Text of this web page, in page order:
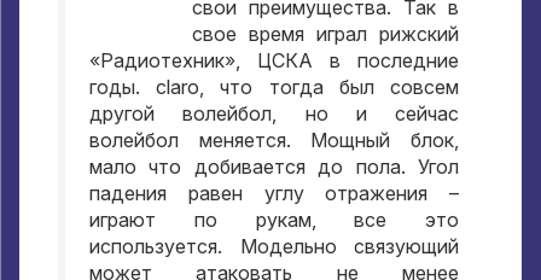
свои преимущества. Так в
свое время играл рижский
«Радиотехник», ЦСКА в последние
годы. claro,что тогда был совсем
другой волейбол, но и сейчас
волейбол меняется. Мощный блок,
мало что добивается до пола.Угол
падения равен углу отражения –
играют по рукам,все это
используется. Модельно связующий
может атаковать не менее